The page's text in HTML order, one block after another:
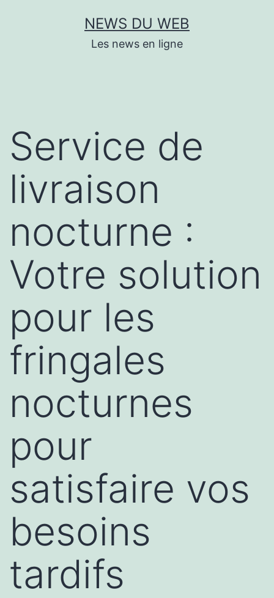
NEWS DU WEB
Les news en ligne
Service de
livraison
nocturne :
Votre solution
pour les
fringales
nocturnes
pour
satisfaire vos
besoins
tardifs